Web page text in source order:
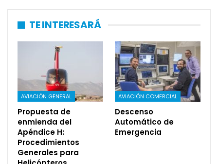
TE INTERESARÁ
AVIACIÓN GENERAL
Propuesta de
enmienda del
Apéndice H:
Procedimientos
Generales para
AVIACIÓN COMERCIAL
Descenso
Automático de
Emergencia